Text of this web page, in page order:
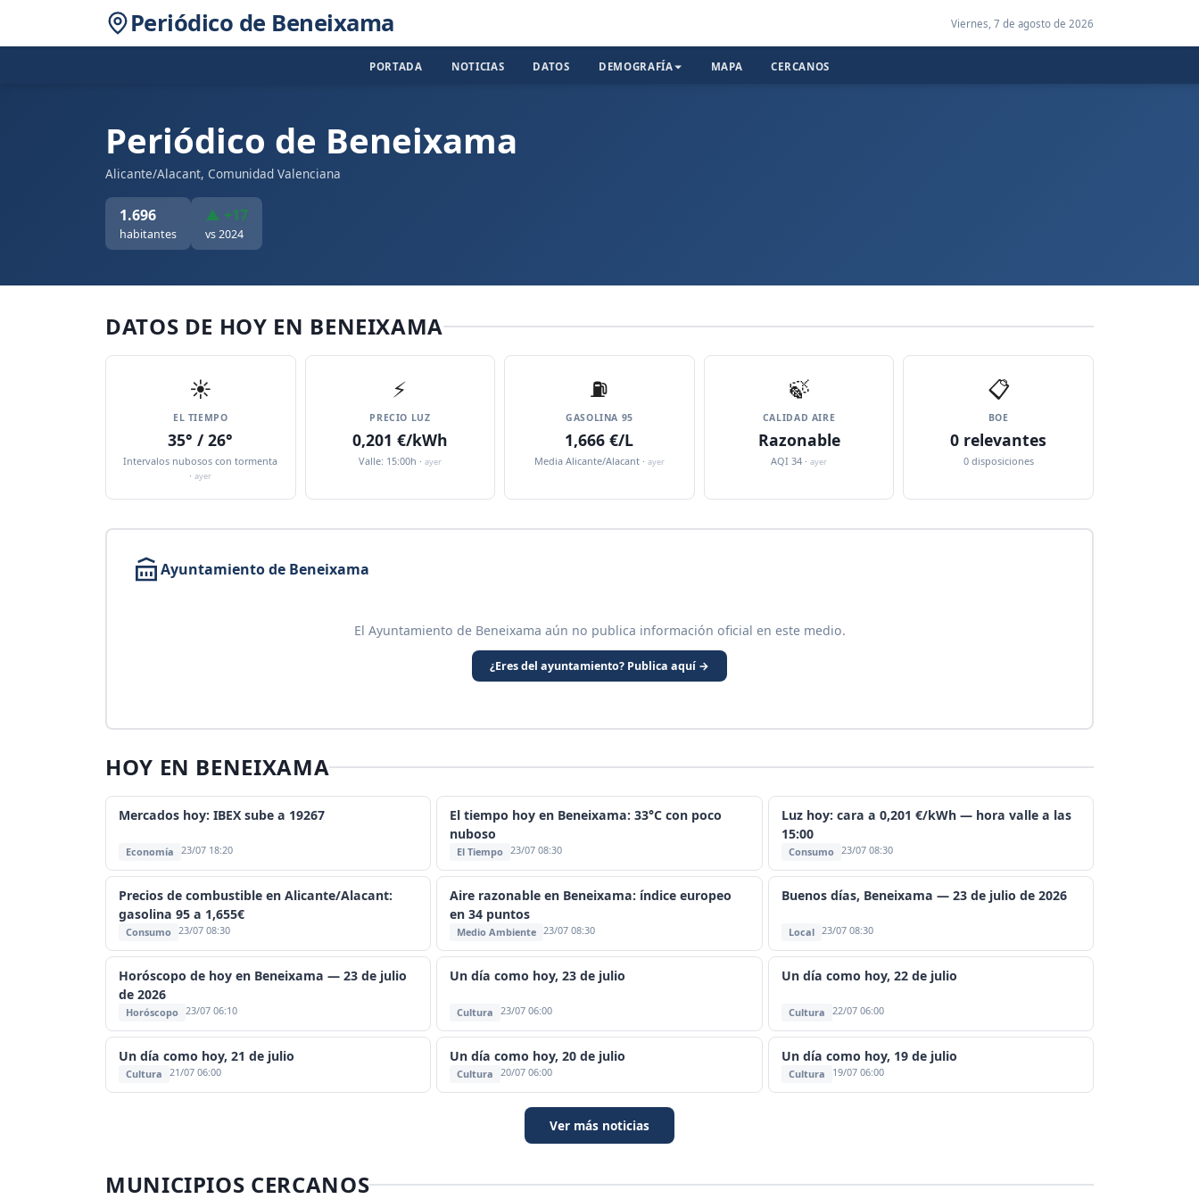
Periódico de Beneixama Viernes, 7 de agosto de 2026
PORTADA NOTICIAS DATOS DEMOGRAFÍA MAPA CERCANOS
Periódico de Beneixama
Alicante/Alacant, Comunidad Valenciana
1.696
habitantes
▲ +17
vs 2024
DATOS DE HOY EN BENEIXAMA
☀️
EL TIEMPO
35° / 26°
Intervalos nubosos con tormenta
·ayer
⚡
PRECIO LUZ
0,201 €/kWh
Valle: 15:00h · ayer
⛽️
GASOLINA 95
1,666 €/L
Media Alicante/Alacant · ayer
🍃
CALIDAD AIRE
Razonable
AQI 34 ·ayer
📋
BOE
0 relevantes
0 disposiciones
Ayuntamiento de Beneixama
El Ayuntamiento de Beneixama aún no publica información oficial en este medio.
¿Eres del ayuntamiento? Publica aquí →
HOY EN BENEIXAMA
Mercados hoy: IBEX sube a 19267
Economía 23/07 18:20
El tiempo hoy en Beneixama: 33°C con poco
nuboso
El Tiempo 23/07 08:30
Luz hoy: cara a 0,201 €/kWh — hora valle a las
15:00
Consumo 23/07 08:30
Precios de combustible en Alicante/Alacant:
gasolina 95 a 1,655€
Consumo 23/07 08:30
Aire razonable en Beneixama: índice europeo
en 34 puntos
Medio Ambiente 23/07 08:30
Buenos días, Beneixama — 23 de julio de 2026
Local 23/07 08:30
Horóscopo de hoy en Beneixama — 23 de julio
de 2026
Horóscopo 23/07 06:10
Un día como hoy, 23 de julio
Cultura 23/07 06:00
Un día como hoy, 22 de julio
Cultura 22/07 06:00
Un día como hoy, 21 de julio
Cultura 21/07 06:00
Un día como hoy, 20 de julio
Cultura 20/07 06:00
Un día como hoy, 19 de julio
Cultura 19/07 06:00
Ver más noticias
MUNICIPIOS CERCANOS